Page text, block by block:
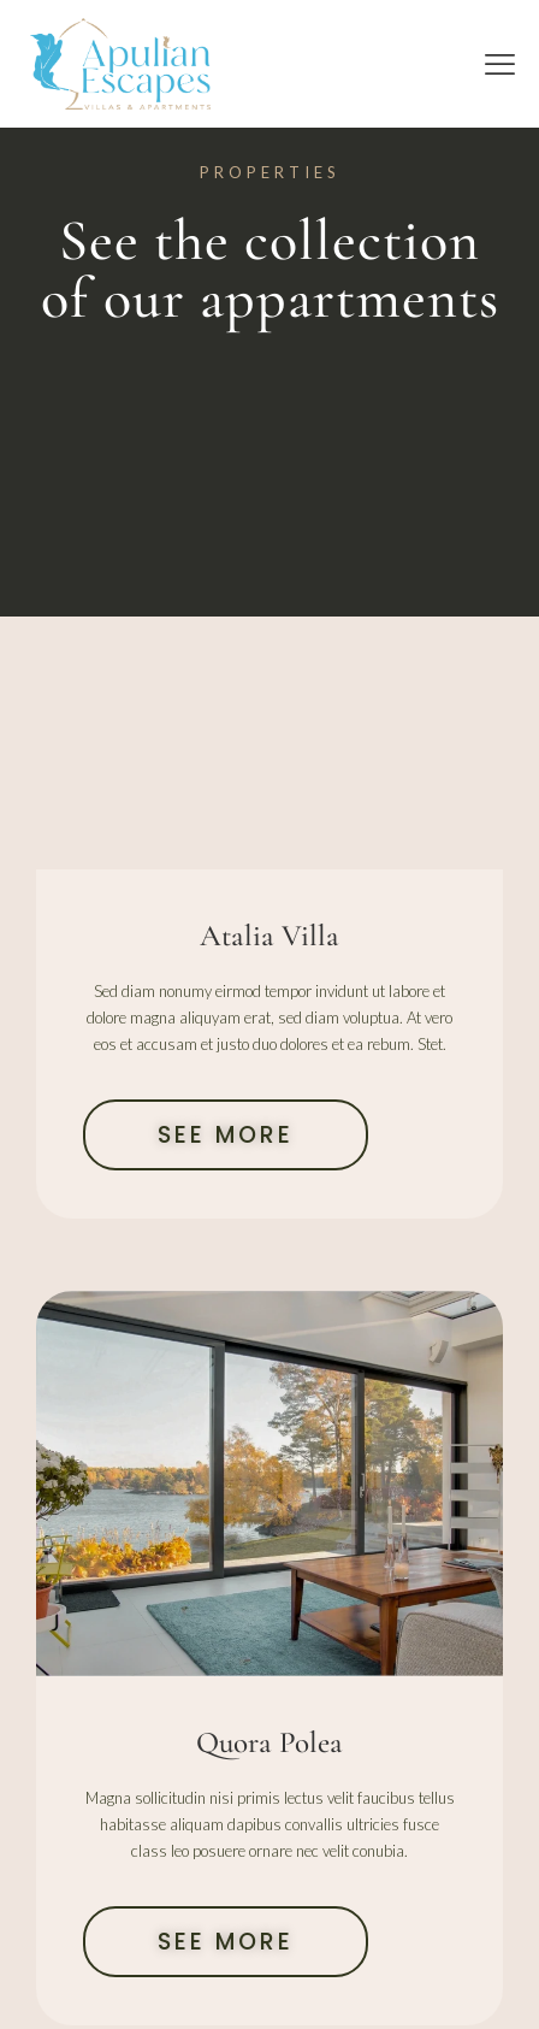
PROPERTIES
See the collection
of our appartments
Atalia Villa
Sed diam nonumy eirmod tempor invidunt ut labore et
dolore magna aliquyam erat, sed diam voluptua. At vero
eos et accusam et justo duo dolores et ea rebum. Stet.
SEE MORE
Quora Polea
Magna sollicitudin nisi primis lectus velit faucibus tellus
habitasse aliquam dapibus convallis ultricies fusce
class leo posuere ornare nec velit conubia.
SEE MORE